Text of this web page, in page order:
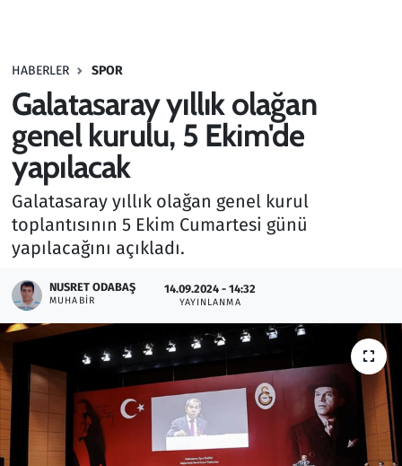
HABERLER SPOR
Galatasaray yıllık olağan
genel kurulu, 5 Ekim'de
yapılacak
Galatasaray yıllık olağan genel kurul
toplantısının 5 Ekim Cumartesi günü
yapılacağını açıkladı.
NUSRET ODABAŞ
MUHABIR
14.09.2024 - 14:32
YAYINLANMA
Haber
Kültür Sanat
Kurumsal Haberler
Lezzet Durağı
Memur ve Kamu
Otomobil
Oyun
Ramazan
Resmi İlanlar